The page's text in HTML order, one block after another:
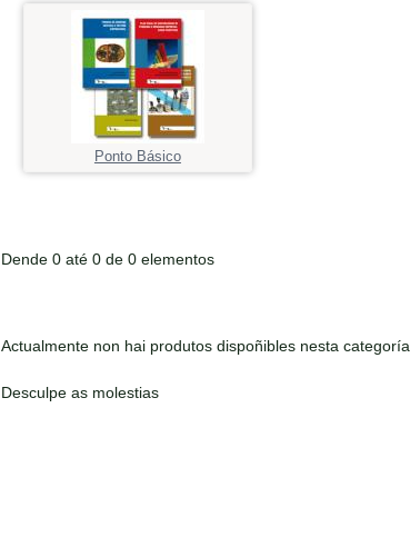
Ponto Básico
Dende 0 até 0 de 0 elementos
Actualmente non hai produtos dispoñibles nesta categoría
Desculpe as molestias